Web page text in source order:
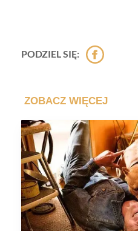
PODZIEL SIĘ: